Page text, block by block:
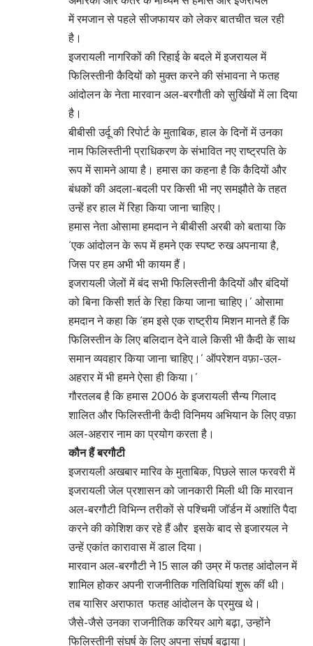
में रमजान से पहले सीजफायर को लेकर बातचीत चल रही
है।
इजरायली नागरिकों की रिहाई के बदले में इजरायल में
फिलिस्तीनी कैदियों को मुक्त करने की संभावना ने फतह
आंदोलन के नेता मारवान अल-बरगौती को सुर्खियों में ला दिया
है।
बीबीसी उर्दू की रिपोर्ट के मुताबिक, हाल के दिनों में उनका
नाम फिलिस्तीनी प्राधिकरण के संभावित नए राष्ट्रपति के
रूप में सामने आया है। हमास का कहना है कि कैदियों और
बंधकों की अदला-बदली पर किसी भी नए समझौते के तहत
उन्हें हर हाल में रिहा किया जाना चाहिए।
हमास नेता ओसामा हमदान ने बीबीसी अरबी को बताया कि
‘एक आंदोलन के रूप में हमने एक स्पष्ट रुख अपनाया है,
जिस पर हम अभी भी कायम हैं।
इजरायली जेलों में बंद सभी फिलिस्तीनी कैदियों और बंदियों
को बिना किसी शर्त के रिहा किया जाना चाहिए।’ ओसामा
हमदान ने कहा कि ‘हम इसे एक राष्ट्रीय मिशन मानते हैं कि
फिलिस्तीन के लिए बलिदान देने वाले किसी भी कैदी के साथ
समान व्यवहार किया जाना चाहिए।’ ऑपरेशन वफ़ा-उल-
अहरार में भी हमने ऐसा ही किया।’
गौरतलब है कि हमास 2006 के इजरायली सैन्य गिलाद
शालित और फिलिस्तीनी कैदी विनिमय अभियान के लिए वफ़ा
अल-अहरार नाम का प्रयोग करता है।
कौन हैं बरगौटी
इजरायली अखबार मारिव के मुताबिक, पिछले साल फरवरी में
इजरायली जेल प्रशासन को जानकारी मिली थी कि मारवान
अल-बरगौटी विभिन्न तरीकों से पश्चिमी जॉर्डन में अशांति पैदा
करने की कोशिश कर रहे हैं और इसके बाद से इजारयल ने
उन्हें एकांत कारावास में डाल दिया।
मारवान अल-बरगौटी ने 15 साल की उम्र में फतह आंदोलन में
शामिल होकर अपनी राजनीतिक गतिविधियां शुरू कीं थी।
तब यासिर अराफात फतह आंदोलन के प्रमुख थे।
जैसे-जैसे उनका राजनीतिक करियर आगे बढ़ा, उन्होंने
फिलिस्तीनी संघर्ष के लिए अपना संघर्ष बढ़ाया।